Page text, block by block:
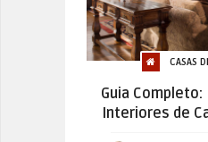
CASAS
Guia
Interiores de